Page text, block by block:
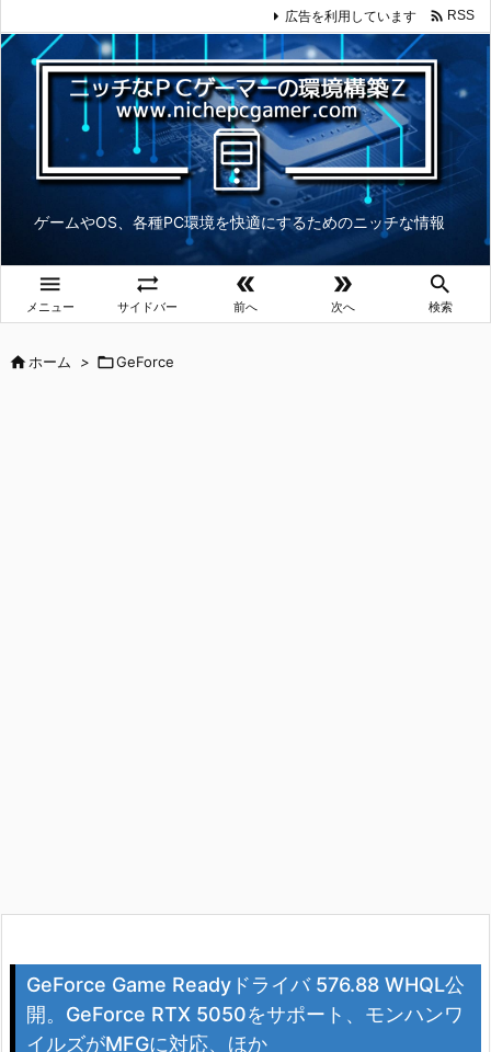
ゲームやOS、各種PC環境を快適にするためのニッチな情報

メニュー

サイドバー

前へ

次へ

検索
広告を利用しています  RSS
ホーム > GeForce
GeForce Game Readyドライバ 576.88 WHQL公
開。GeForce RTX 5050をサポート、モンハンワ
イルズがMFGに対応、ほか